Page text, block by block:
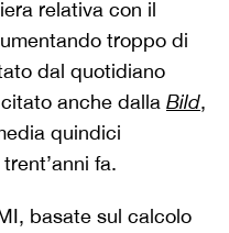
relativa con il
troppo di
dal quotidiano
anche dalla Bild,
quindici
fa.
basate sul calcolo